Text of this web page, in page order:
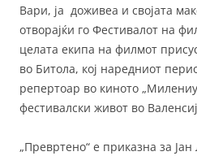
Вари, ја доживеа и својата
отворајќи го Фестивалот на
целата екипа на филмот
во Битола, кој наредниот
репертоар во киното
фестивалски живот во
„Превртено“ е приказна за